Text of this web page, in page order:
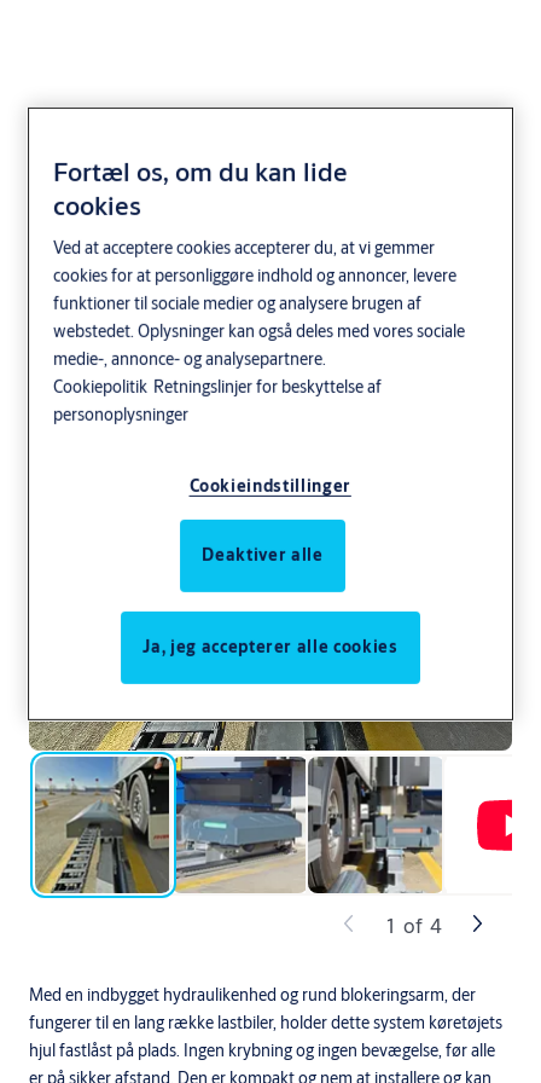
ASSA ABLOY
DE6290AR Automatisk
fastholdelsessystem til
køretøjer
Distribution og logistik Industri og fremstilling
ASSA ABLOY
Med en indbygget hydraulikenhed og rund blokeringsarm, der
fungerer til en lang række lastbiler, holder dette system køretøjets
hjul fastlåst på plads. Ingen krybning og ingen bevægelse, før alle
er på sikker afstand. Den er kompakt og nem at installere og kan
1 of 4
Fortæl os, om du kan lide
cookies
Ved at acceptere cookies accepterer du, at vi gemmer
cookies for at personliggøre indhold og annoncer, levere
funktioner til sociale medier og analysere brugen af
webstedet. Oplysninger kan også deles med vores sociale
medie-, annonce- og analysepartnere.
Cookiepolitik Retningslinjer for beskyttelse af
personoplysninger
Cookieindstillinger
Deaktiver alle
Ja, jeg accepterer alle cookies